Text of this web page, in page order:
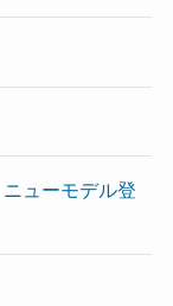
ューモデル登